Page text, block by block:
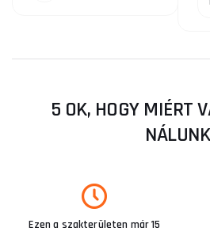
5 OK, HOGY MIÉRT
NÁLUNK
Ezen a szakterületen már 15